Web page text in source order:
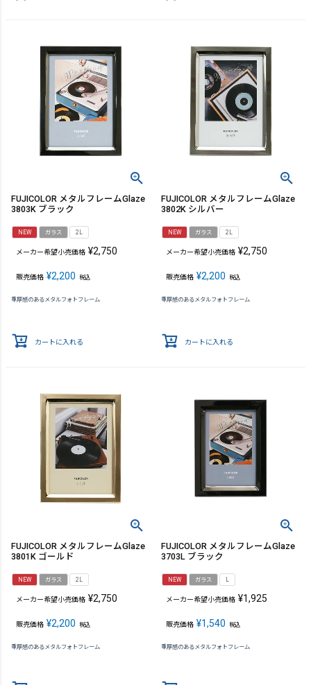
FUJICOLOR メタルフレームGlaze
3803K ブラック
NEW ガラス 2L
メーカー希望小売価格 ¥2,750
販売価格 ¥2,200 税込
重厚感のあるメタルフォトフレーム
カートに入れる
FUJICOLOR メタルフレームGlaze
3802K シルバー
NEW ガラス 2L
メーカー希望小売価格 ¥2,750
販売価格 ¥2,200 税込
重厚感のあるメタルフォトフレーム
カートに入れる
FUJICOLOR メタルフレームGlaze
3801K ゴールド
NEW ガラス 2L
メーカー希望小売価格 ¥2,750
販売価格 ¥2,200 税込
重厚感のあるメタルフォトフレーム
FUJICOLOR メタルフレームGlaze
3703L ブラック
NEW ガラス L
メーカー希望小売価格 ¥1,925
販売価格 ¥1,540 税込
重厚感のあるメタルフォトフレーム